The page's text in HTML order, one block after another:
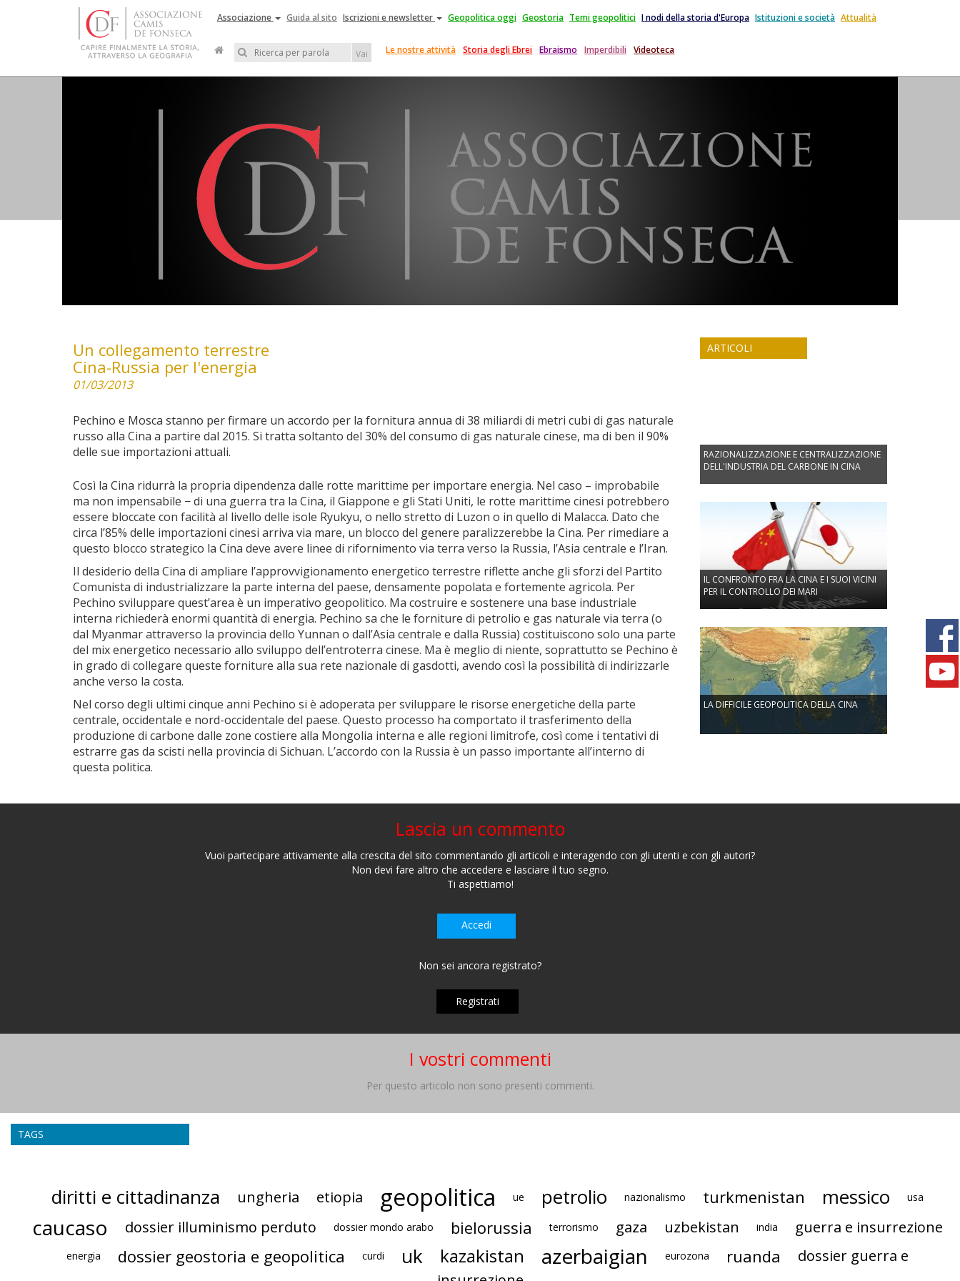
Associazione Guida al sito Iscrizioni e newsletter Geopolitica oggi Geostoria Temi geopolitici I nodi della storia d'Europa Istituzioni e società Attualità
Vai Le nostre attività Storia degli Ebrei Ebraismo Imperdibili Videoteca
Un collegamento terrestre
Cina-Russia per l'energia
01/03/2013
Pechino e Mosca stanno per firmare un accordo per la fornitura annua di 38 miliardi di metri cubi di gas naturale
russo alla Cina a partire dal 2015. Si tratta soltanto del 30% del consumo di gas naturale cinese, ma di ben il 90%
delle sue importazioni attuali.
Così la Cina ridurrà la propria dipendenza dalle rotte marittime per importare energia. Nel caso – improbabile
ma non impensabile − di una guerra tra la Cina, il Giappone e gli Stati Uniti, le rotte marittime cinesi potrebbero
essere bloccate con facilità al livello delle isole Ryukyu, o nello stretto di Luzon o in quello di Malacca. Dato che
circa l’85% delle importazioni cinesi arriva via mare, un blocco del genere paralizzerebbe la Cina. Per rimediare a
questo blocco strategico la Cina deve avere linee di rifornimento via terra verso la Russia, l’Asia centrale e l’Iran.
Il desiderio della Cina di ampliare l’approvvigionamento energetico terrestre riflette anche gli sforzi del Partito
Comunista di industrializzare la parte interna del paese, densamente popolata e fortemente agricola. Per
Pechino sviluppare quest’area è un imperativo geopolitico. Ma costruire e sostenere una base industriale
interna richiederà enormi quantità di energia. Pechino sa che le forniture di petrolio e gas naturale via terra (o
dal Myanmar attraverso la provincia dello Yunnan o dall’Asia centrale e dalla Russia) costituiscono solo una parte
del mix energetico necessario allo sviluppo dell’entroterra cinese. Ma è meglio di niente, soprattutto se Pechino è
in grado di collegare queste forniture alla sua rete nazionale di gasdotti, avendo così la possibilità di indirizzarle
anche verso la costa.
Nel corso degli ultimi cinque anni Pechino si è adoperata per sviluppare le risorse energetiche della parte
centrale, occidentale e nord-occidentale del paese. Questo processo ha comportato il trasferimento della
produzione di carbone dalle zone costiere alla Mongolia interna e alle regioni limitrofe, così come i tentativi di
estrarre gas da scisti nella provincia di Sichuan. L’accordo con la Russia è un passo importante all’interno di
questa politica.
ARTICOLI
RAZIONALIZZAZIONE E CENTRALIZZAZIONE
DELL'INDUSTRIA DEL CARBONE IN CINA
IL CONFRONTO FRA LA CINA E I SUOI VICINI
PER IL CONTROLLO DEI MARI
LA DIFFICILE GEOPOLITICA DELLA CINA
Lascia un commento
Vuoi partecipare attivamente alla crescita del sito commentando gli articoli e interagendo con gli utenti e con gli autori?
Non devi fare altro che accedere e lasciare il tuo segno.
Ti aspettiamo!
Accedi
Non sei ancora registrato?
Registrati
I vostri commenti
Per questo articolo non sono presenti commenti.
TAGS
diritti e cittadinanza ungheria etiopia geopolitica ue petrolio nazionalismo turkmenistan messico usa
caucaso dossier illuminismo perduto dossier mondo arabo bielorussia terrorismo gaza uzbekistan india guerra e insurrezione
energia dossier geostoria e geopolitica curdi uk kazakistan azerbaigian eurozona ruanda
dossier guerra e